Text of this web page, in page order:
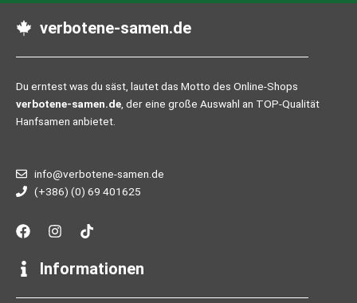
verbotene-samen.de
Du erntest was du säst, lautet das Motto des Online-Shops
verbotene-samen.de , der eine große Auswahl an TOP-Qualität
Hanfsamen anbietet.
info@verbotene-samen.de
(+386) (0) 69 401625
F
a
e
b
o
I
n
t
a
g
T
i
t
o
k
Informationen